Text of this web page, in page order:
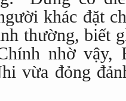
khác đặt
thường, biết
nhờ vậy,
vừa đỏng